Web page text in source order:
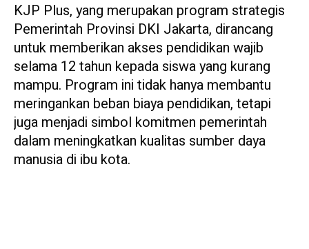
KJP Plus, yang merupakan program strategis
Pemerintah Provinsi DKI Jakarta, dirancang
untuk memberikan akses pendidikan wajib
selama 12 tahun kepada siswa yang kurang
mampu. Program ini tidak hanya membantu
meringankan beban biaya pendidikan, tetapi
juga menjadi simbol komitmen pemerintah
dalam meningkatkan kualitas sumber daya
manusia di ibu kota.